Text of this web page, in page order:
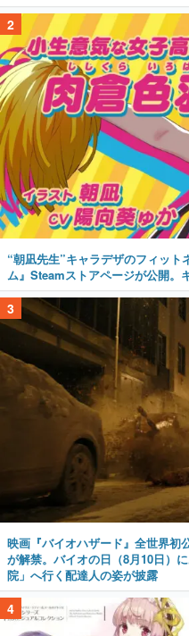
2
“朝凪先生”キャラデザのフィッ
ム』Steamストアページが公開。
3
映画『バイオハザード』全世界初
が解禁。バイオの日（8月10日）
院」へ行く配達人の姿が披露
4